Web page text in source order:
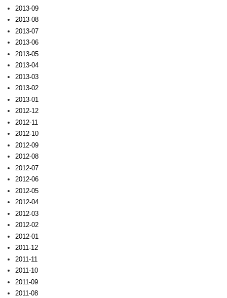
2013-09
2013-08
2013-07
2013-06
2013-05
2013-04
2013-03
2013-02
2013-01
2012-12
2012-11
2012-10
2012-09
2012-08
2012-07
2012-06
2012-05
2012-04
2012-03
2012-02
2012-01
2011-12
2011-11
2011-10
2011-09
2011-08